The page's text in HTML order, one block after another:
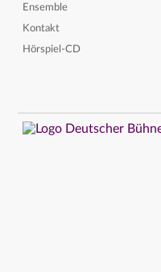
Ensemble
Kontakt
Hörspiel-CD